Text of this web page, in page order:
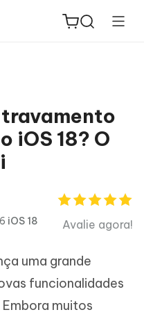
iOS 18? O
iOS 18 Avalie agora!
uma grande
funcionalidades
muitos